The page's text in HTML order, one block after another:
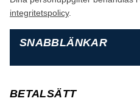
integritetspolicy.
SNABBLÄNKAR
BETALSÄTT